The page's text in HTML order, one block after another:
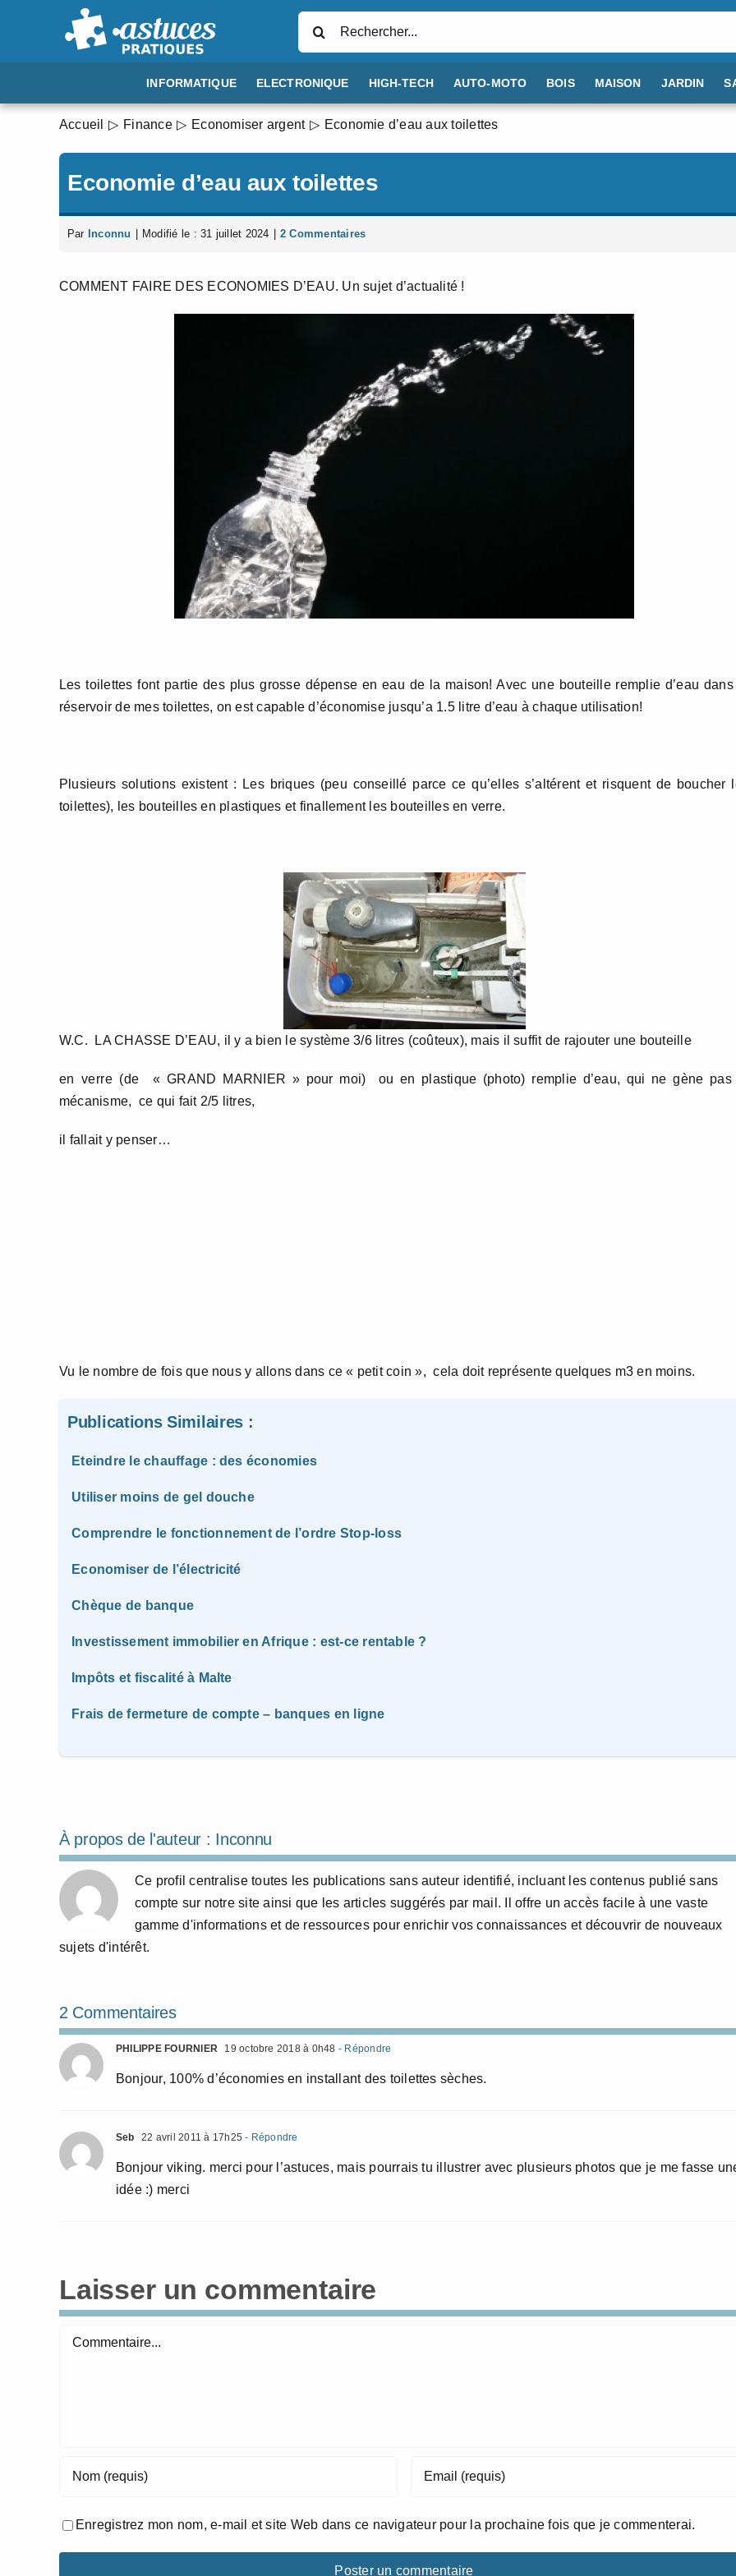
INFORMATIQUE ELECTRONIQUE HIGH-TECH AUTO-MOTO BOIS MAISON JARDIN
Accueil Finance Economiser argent Economie d’eau aux toilettes
Economie d’eau aux toilettes
Par Inconnu Modifié le : 31 juillet 2024 2 Commentaires
COMMENT FAIRE DES ECONOMIES D’EAU. Un sujet d’actualité !
Les toilettes font partie des plus grosse dépense en eau de la maison! Avec une bouteille remplie d’eau
réservoir de mes toilettes, on est capable d’économise jusqu’a 1.5 litre d’eau à chaque utilisation!
Plusieurs solutions existent : Les briques (peu conseillé parce ce qu’elles s’altérent et risquent de boucher
toilettes), les bouteilles en plastiques et finallement les bouteilles en verre.
W.C. LA CHASSE D’EAU, il y a bien le système 3/6 litres (coûteux), mais il suffit de rajouter une bouteille
en verre (de « GRAND MARNIER » pour moi) ou en plastique (photo) remplie d’eau, qui ne gène pas
mécanisme, ce qui fait 2/5 litres,
il fallait y penser…
Vu le nombre de fois que nous y allons dans ce « petit coin », cela doit représente quelques m3 en moins.
Publications Similaires :
Eteindre le chauffage : des économies
Utiliser moins de gel douche
Comprendre le fonctionnement de l’ordre Stop-loss
Economiser de l’électricité
Chèque de banque
Investissement immobilier en Afrique : est-ce rentable ?
Impôts et fiscalité à Malte
Frais de fermeture de compte – banques en ligne
À propos de l'auteur : Inconnu
Ce profil centralise toutes les publications sans auteur identifié, incluant les contenus publié sans
compte sur notre site ainsi que les articles suggérés par mail. Il offre un accès facile à une vaste
gamme d'informations et de ressources pour enrichir vos connaissances et découvrir de nouveaux
sujets d'intérêt.
2 Commentaires
PHILIPPE FOURNIER 19 octobre 2018 à 0h48 - Répondre
Bonjour, 100% d’économies en installant des toilettes sèches.
Seb 22 avril 2011 à 17h25 - Répondre
Bonjour viking. merci pour l’astuces, mais pourrais tu illustrer avec plusieurs photos que je me fasse
idée :) merci
Laisser un commentaire
Commentaire
Enregistrez mon nom, e-mail et site Web dans ce navigateur pour la prochaine fois que je commenterai.